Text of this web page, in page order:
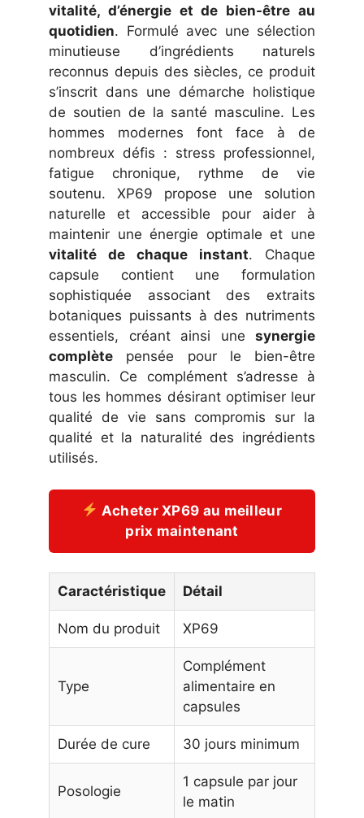
vitalité, d’énergie et de bien-être au
quotidien. Formulé avec une sélection
minutieuse d’ingrédients naturels
reconnus depuis des siècles, ce produit
s’inscrit dans une démarche holistique
de soutien de la santé masculine. Les
hommes modernes font face à de
nombreux défis : stress professionnel,
fatigue chronique, rythme de vie
soutenu. XP69 propose une solution
naturelle et accessible pour aider à
maintenir une énergie optimale et une
vitalité de chaque instant. Chaque
capsule contient une formulation
sophistiquée associant des extraits
botaniques puissants à des nutriments
essentiels, créant ainsi une synergie
complète pensée pour le bien-être
masculin. Ce complément s’adresse à
tous les hommes désirant optimiser leur
qualité de vie sans compromis sur la
qualité et la naturalité des ingrédients
utilisés.
Acheter XP69 au meilleur
prix maintenant
Caractéristique Détail
Nom du produit XP69
Type
Complément
alimentaire en
capsules
Durée de cure 30 jours minimum
Posologie
1 capsule par jour
le matin